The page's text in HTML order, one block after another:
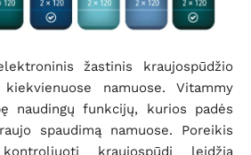
žastinis kraujospūdžio
namuose. Vitammy
naudingų funkcijų, kurios padės
spaudimą namuose. Poreikis
kraujospūdį leidžia